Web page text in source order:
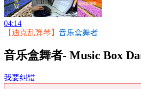
04:14
【迪克乱弹琴】 音乐盒舞者
音乐盒舞者- Music Box
我要纠错